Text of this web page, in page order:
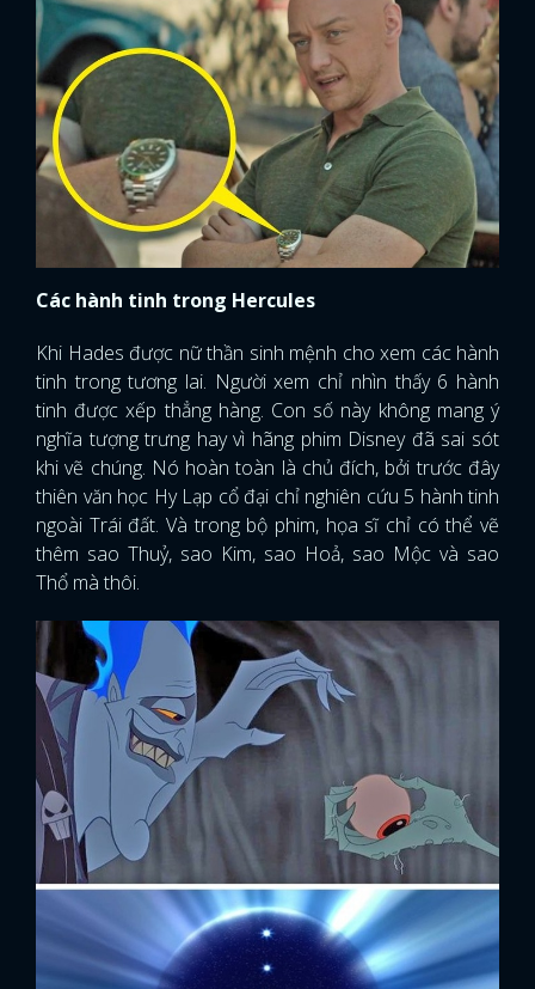
Các hành tinh trong Hercules
Khi Hades được nữ thần sinh mệnh cho xem các hành
tinh trong tương lai. Người xem chỉ nhìn thấy 6 hành
tinh được xếp thẳng hàng. Con số này không mang ý
nghĩa tượng trưng hay vì hãng phim Disney đã sai sót
khi vẽ chúng. Nó hoàn toàn là chủ đích, bởi trước đây
thiên văn học Hy Lạp cổ đại chỉ nghiên cứu 5 hành tinh
ngoài Trái đất. Và trong bộ phim, họa sĩ chỉ có thể vẽ
thêm sao Thuỷ, sao Kim, sao Hoả, sao Mộc và sao
Thổ mà thôi.